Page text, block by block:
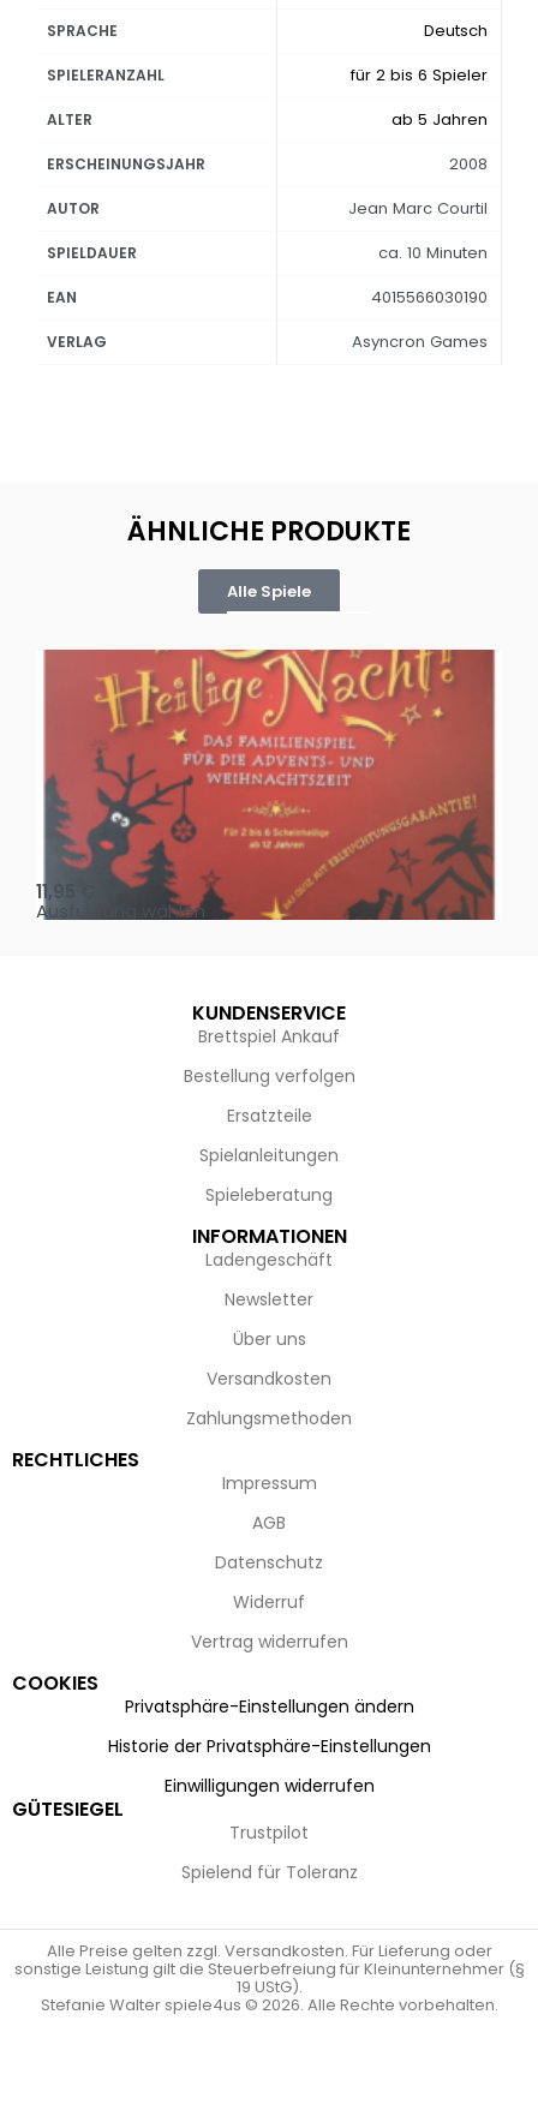
SPRACHE Deutsch
SPIELERANZAHL für 2 bis 6 Spieler
ALTER ab 5 Jahren
ERSCHEINUNGSJAHR 2008
AUTOR Jean Marc Courtil
SPIELDAUER ca. 10 Minuten
EAN 4015566030190
VERLAG Asyncron Games
ÄHNLICHE PRODUKTE
Alle Spiele
Oh, heilige Nacht!
11,95
Ausführung wählen
KUNDENSERVICE
Brettspiel Ankauf
Bestellung verfolgen
Ersatzteile
Spielanleitungen
Spieleberatung
INFORMATIONEN
Ladengeschäft
Newsletter
Über uns
Versandkosten
Zahlungsmethoden
RECHTLICHES
Impressum
AGB
Datenschutz
Widerruf
Vertrag widerrufen
COOKIES
Privatsphäre-Einstellungen ändern
Historie der Privatsphäre-Einstellungen
Einwilligungen widerrufen
GÜTESIEGEL
Trustpilot
Spielend für Toleranz
Alle Preise gelten zzgl. Versandkosten. Für Lieferung oder
sonstige Leistung gilt die Steuerbefreiung für Kleinunternehmer (§
19 UStG).
Stefanie Walter spiele4us © 2026. Alle Rechte vorbehalten.